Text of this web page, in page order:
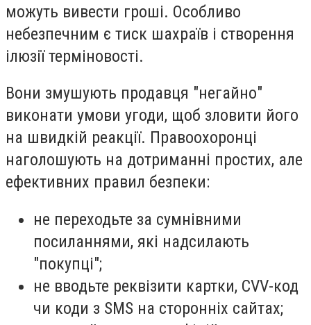
можуть вивести гроші. Особливо
небезпечним є тиск шахраїв і створення
ілюзії терміновості.
Вони змушують продавця "негайно"
виконати умови угоди, щоб зловити його
на швидкій реакції. Правоохоронці
наголошують на дотриманні простих, але
ефективних правил безпеки:
не переходьте за сумнівними
посиланнями, які надсилають
"покупці";
не вводьте реквізити картки, CVV-код
чи коди з SMS на сторонніх сайтах;